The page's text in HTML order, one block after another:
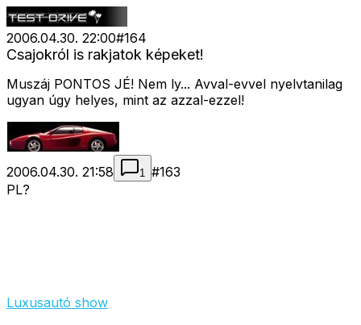
2006.04.30. 22:00#164
Csajokról is rakjatok képeket!
Muszáj PONTOS JÉ! Nem ly... Avval-evvel nyelvtanilag
ugyan úgy helyes, mint az azzal-ezzel!
2006.04.30. 21:58 1 #163
PL?
Luxusautó show